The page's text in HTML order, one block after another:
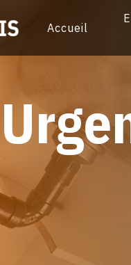
Accueil